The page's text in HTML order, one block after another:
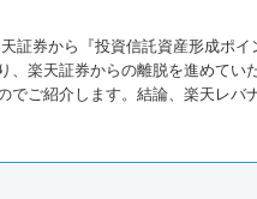
証券から『投資信託資産形成ポ
、楽天証券からの離脱を進めてい
でご紹介します。結論、楽天レバ